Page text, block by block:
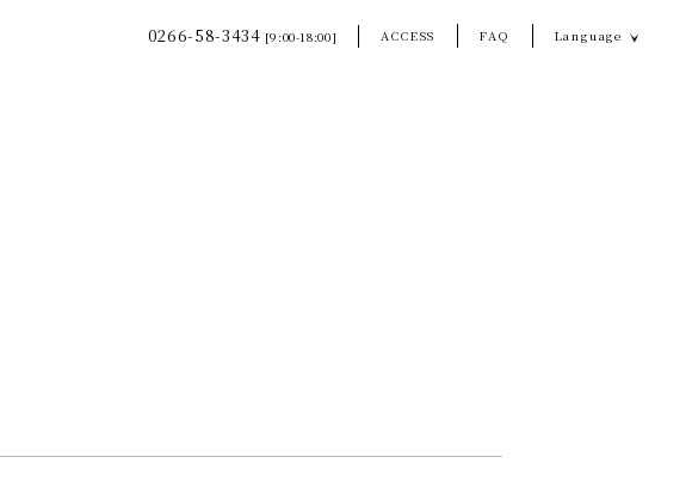
0266-58-3434 [9:00-18:00] ACCESS FAQ Language